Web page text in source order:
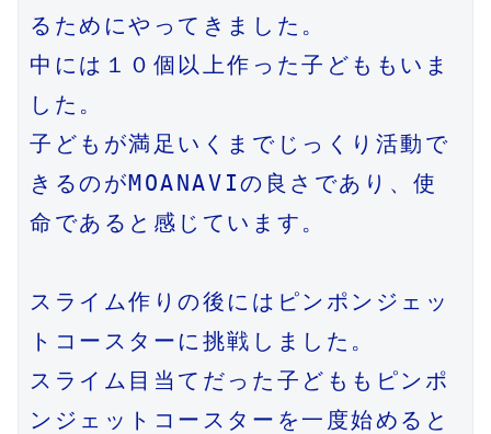
るためにやってきました。
中には１０個以上作った子どももいま
した。
子どもが満足いくまでじっくり活動で
きるのがMOANAVIの良さであり、使
命であると感じています。
スライム作りの後にはピンポンジェッ
トコースターに挑戦しました。
スライム目当てだった子どももピンポ
ンジェットコースターを一度始めると